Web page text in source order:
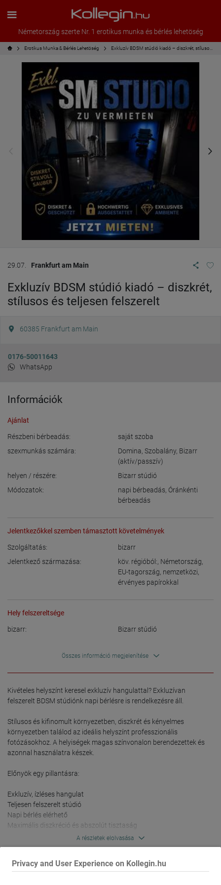
Privacy and User Experience on Kollegin.hu
Németország szerte Nr. 1 erotikus munka és bérlés lehetöség
Erotikus Munka & Bérlés Lehetöség
29.07. Frankfurt am Main
Exkluzív BDSM stúdió kiadó – diszkrét,
stílusos és teljesen felszerelt
60385 Frankfurt am Main
0176-50011643
WhatsApp
Információk
Ajánlat
Részbeni bérbeadás:
saját szoba
szexmunkás számára:
Domina, Szobalány, Bizarr
(aktív/passzív)
helyen / részére:
Bizarr stúdió
Módozatok:
napi bérbeadás, Óránkénti
bérbeadás
Jelentkezőkkel szemben támasztott követelmények
Szolgáltatás:
bizarr
Jelentkező származása:
köv. régióból:, Németország,
EU-tagország, nemzetközi,
érvényes papírokkal
Hely felszereltsége
bizarr: Bizarr stúdió
Összes információ megjelenítése
Kivételes helyszínt keresel exkluzív hangulattal? Exkluzívan
felszerelt BDSM stúdiónk napi bérlésre is rendelkezésre áll.
Stílusos és kifinomult környezetben, diszkrét és kényelmes
környezetben találod az ideális helyszínt professzionális
fotózásokhoz. A helyiségek magas színvonalon berendezettek és
azonnal használatra készek.
Előnyök egy pillantásra:
Exkluzív, ízléses hangulat
Teljesen felszerelt stúdió
Napi bérlés elérhető
Maximális diszkréció és abszolút tisztaság
Jól karbantartott helyiségek
Könnyű megközelíthetőség és kellemes légkör
A diszkréció, a higiénia és a professzionalizmus a legfontosabb
A részletek elolvasása
Ajánld munkatársadnak!